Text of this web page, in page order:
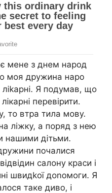
мене з днем народ
моя дружина наро
Я подумав, що
перевірити.
то втра тила мову.
ліжку, а поряд з нею
нашими дітьми.
почалися
салону краси і
швидkої доnомоги. Я
таке диво, і